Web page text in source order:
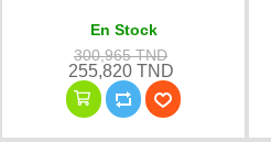
En Stock
300,965 TND
255,820 TND